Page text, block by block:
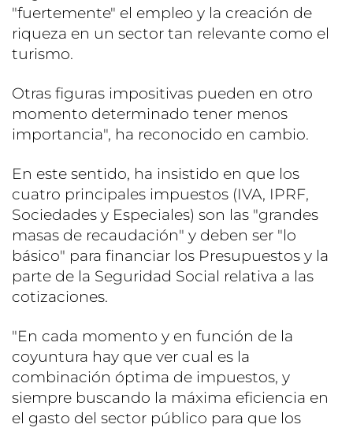
"fuertemente" el empleo y la creación de
riqueza en un sector tan relevante como el
turismo.
Otras figuras impositivas pueden en otro
momento determinado tener menos
importancia", ha reconocido en cambio.
En este sentido, ha insistido en que los
cuatro principales impuestos (IVA, IPRF,
Sociedades y Especiales) son las "grandes
masas de recaudación" y deben ser "lo
básico" para financiar los Presupuestos y la
parte de la Seguridad Social relativa a las
cotizaciones.
"En cada momento y en función de la
coyuntura hay que ver cual es la
combinación óptima de impuestos, y
siempre buscando la máxima eficiencia en
el gasto del sector público para que los